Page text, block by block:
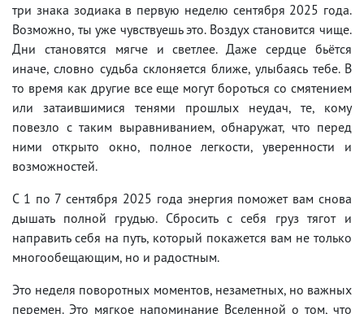
три знака зодиака в первую неделю сентября 2025 года.
Возможно, ты уже чувствуешь это. Воздух становится чище.
Дни становятся мягче и светлее. Даже сердце бьётся
иначе, словно судьба склоняется ближе, улыбаясь тебе. В
то время как другие все еще могут бороться со смятением
или затаившимися тенями прошлых неудач, те, кому
повезло с таким выравниванием, обнаружат, что перед
ними открыто окно, полное легкости, уверенности и
возможностей.
С 1 по 7 сентября 2025 года энергия поможет вам снова
дышать полной грудью. Сбросить с себя груз тягот и
направить себя на путь, который покажется вам не только
многообещающим, но и радостным.
Это неделя поворотных моментов, незаметных, но важных
перемен. Это мягкое напоминание Вселенной о том, что